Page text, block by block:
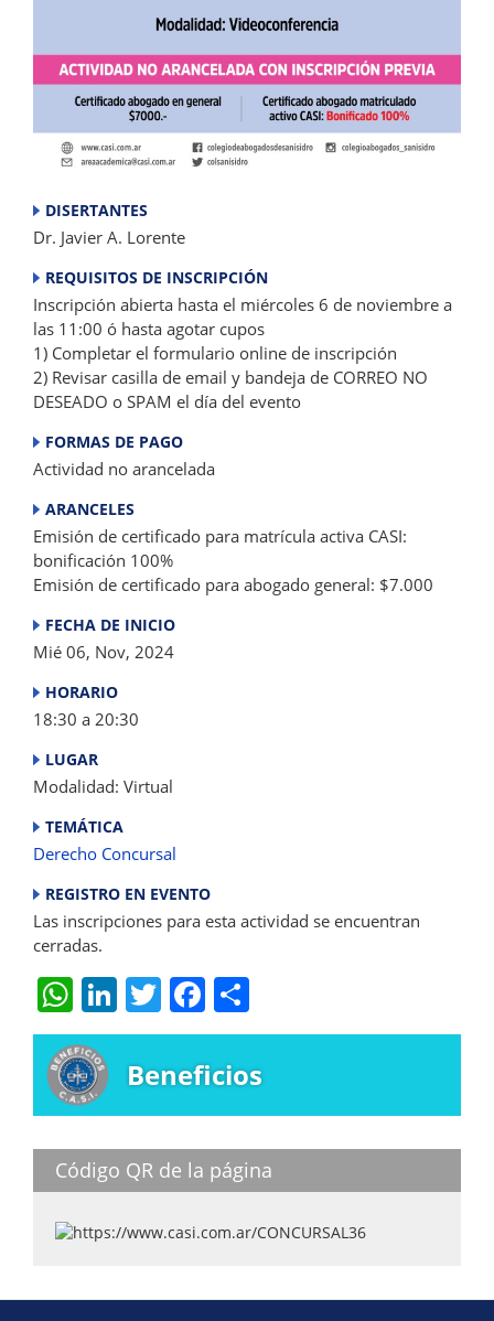
DISERTANTES
Dr. Javier A. Lorente
REQUISITOS DE INSCRIPCIÓN
Inscripción abierta hasta el miércoles 6 de noviembre a
las 11:00 ó hasta agotar cupos
1) Completar el formulario online de inscripción
2) Revisar casilla de email y bandeja de CORREO NO
DESEADO o SPAM el día del evento
FORMAS DE PAGO
Actividad no arancelada
ARANCELES
Emisión de certificado para matrícula activa CASI:
bonificación 100%
Emisión de certificado para abogado general: $7.000
FECHA DE INICIO
Mié 06, Nov, 2024
HORARIO
18:30 a 20:30
LUGAR
Modalidad: Virtual
TEMÁTICA
Derecho Concursal
REGISTRO EN EVENTO
Las inscripciones para esta actividad se encuentran
cerradas.
W
h
at
s
A
p
p
Li
n
k
e
dI
n
T
w
itt
er
F
a
c
e
b
o
o
k
h
ar
e
Beneficios
Código QR de la página